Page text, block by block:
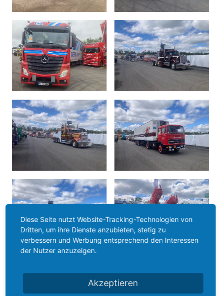
Diese Seite nutzt Website-Tracking-Technologien von
Dritten, um ihre Dienste anzubieten, stetig zu
verbessern und Werbung entsprechend den Interessen
der Nutzer anzuzeigen.
Akzeptieren